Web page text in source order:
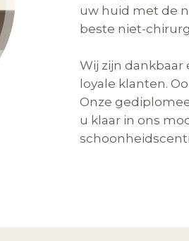
uw huid met de
beste niet-
Wij zijn
loyale klanten.
Onze
u klaar in ons